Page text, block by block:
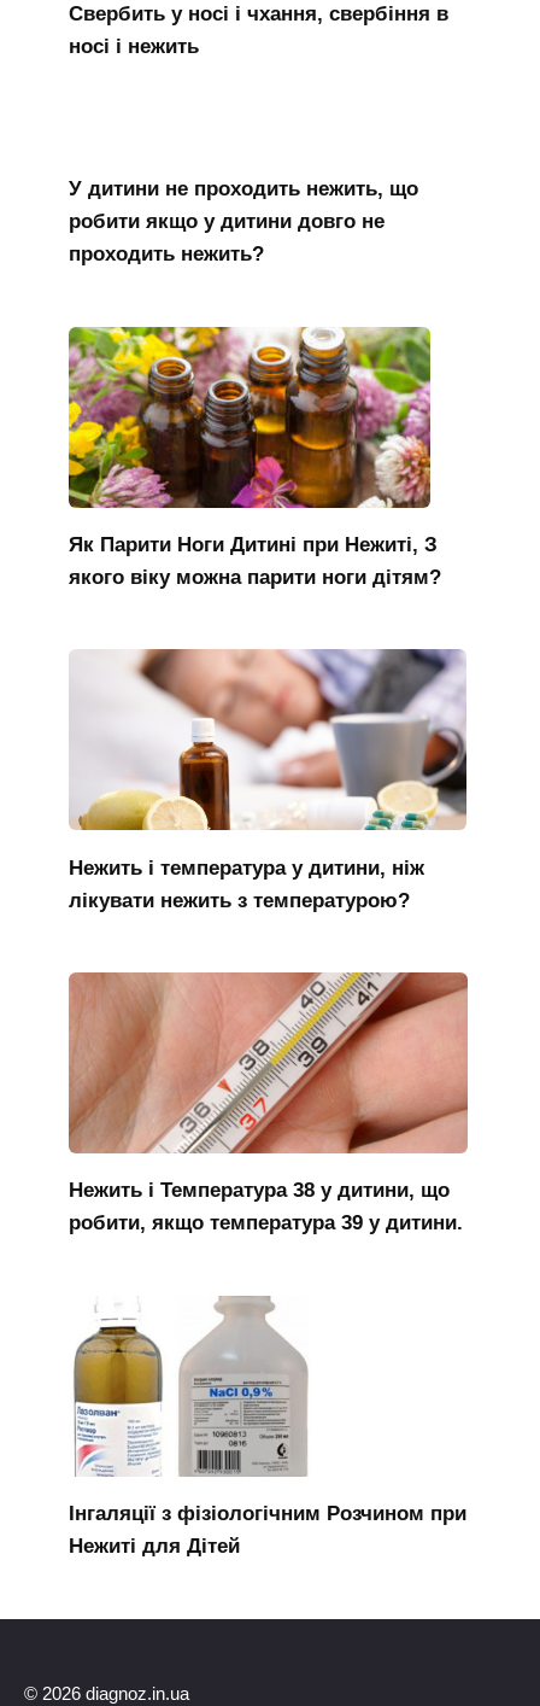
Свербить у носі і чхання, свербіння в
носі і нежить
У дитини не проходить нежить, що
робити якщо у дитини довго не
проходить нежить?
Як Парити Ноги Дитині при Нежиті, З
якого віку можна парити ноги дітям?
Нежить і температура у дитини, ніж
лікувати нежить з температурою?
Нежить і Температура 38 у дитини, що
робити, якщо температура 39 у дитини.
Інгаляції з фізіологічним Розчином при
Нежиті для Дітей
© 2026 diagnoz.in.ua